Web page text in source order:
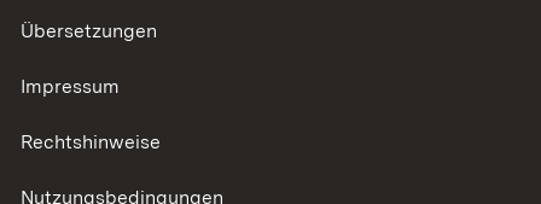
Übersetzungen
Impressum
Rechtshinweise
Nutzungsbedingungen